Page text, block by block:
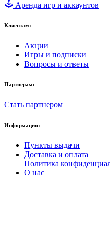
Аренда игр и аккаунтов
Клиентам:
Акции
Игры и подписки
Вопросы и ответы
Партнерам:
Стать партнером
Информация:
Пункты выдачи
Доставка и оплата
Политика
О нас